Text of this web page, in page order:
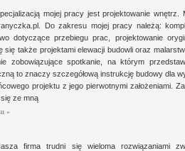
mojej pracy jest projektowanie
Do zakresu mojej pracy należą:
dotyczące przebiegu prac, projektowanie
się także projektami elewacji budowli oraz
zobowiązujące spotkanie, na którym
to znaczy szczegółową instrukcję budowy dla
projektu z jego pierwotnymi założeniami.
ze mną
»
firma trudni się wieloma rozwiązaniami